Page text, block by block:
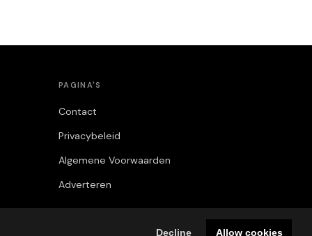
Decline Allow cookies
PAGINA'S
Contact
Privacybeleid
Algemene Voorwaarden
Adverteren